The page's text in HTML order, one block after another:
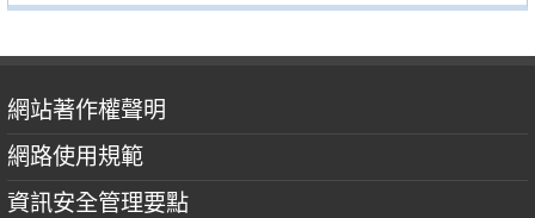
網站著作權聲明
網路使用規範
資訊安全管理要點